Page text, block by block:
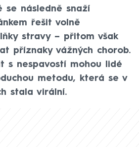
se následně snaží
řešit volně
stravy – přitom však
příznaky vážných chorob.
s nespavostí mohou lidé
metodu, která se v
stala virální.